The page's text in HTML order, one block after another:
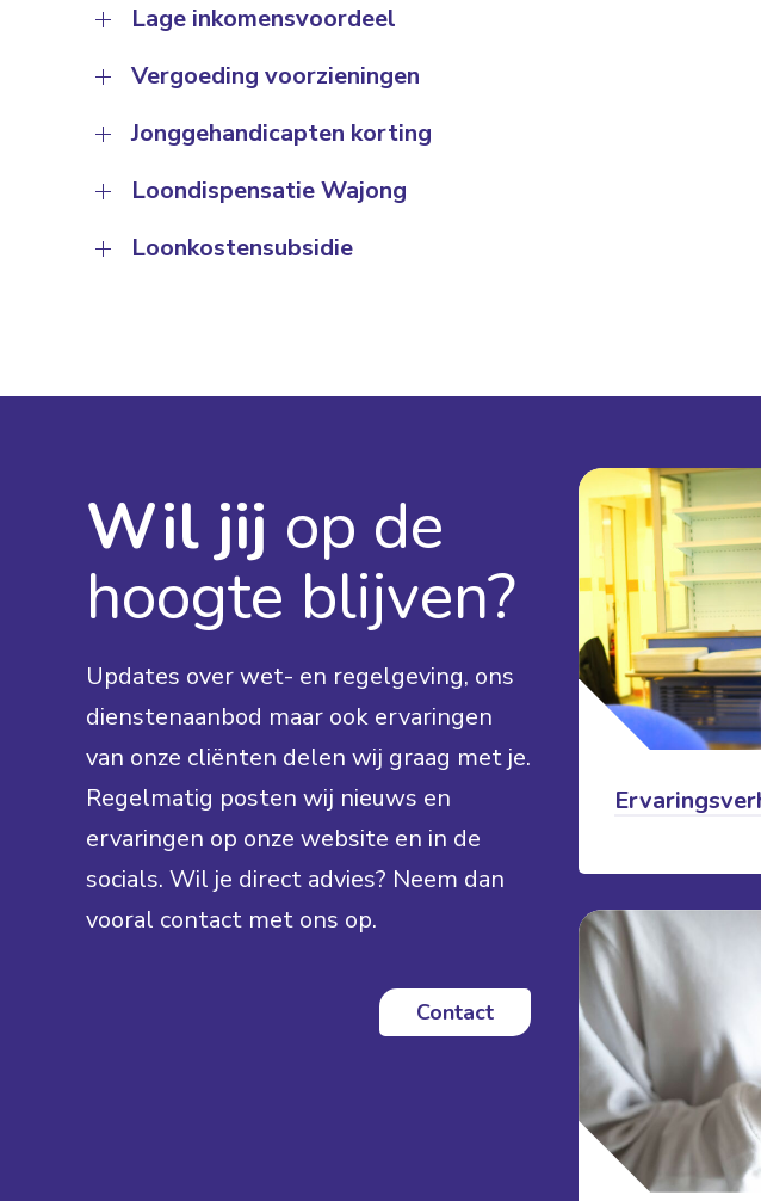
Lage inkomensvoordeel
Vergoeding voorzieningen
Jonggehandicapten korting
Loondispensatie Wajong
Loonkostensubsidie
Wil jij op de
hoogte blijven?
Updates over wet- en regelgeving, ons
dienstenaanbod maar ook ervaringen
van onze cliënten delen wij graag met je.
Regelmatig posten wij nieuws en
ervaringen op onze website en in de
socials. Wil je direct advies? Neem dan
vooral contact met ons op.
Contact